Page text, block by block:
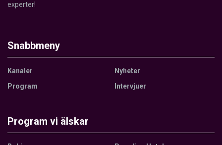
experter!
Snabbmeny
Kanaler
Program
Nyheter
Intervjuer
Program vi älskar